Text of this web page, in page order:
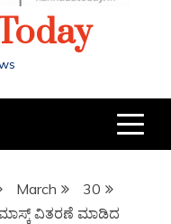
March
30
ವಿತರಣೆ ಮಾಡಿದ